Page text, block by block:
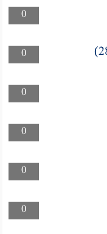
0
0
0
0
0
0